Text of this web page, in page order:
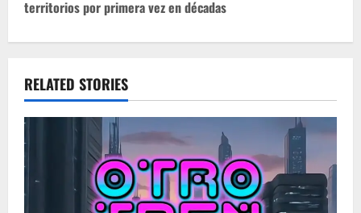
n
v
i
g
a
territorios por primera vez en décadas
RELATED STORIES